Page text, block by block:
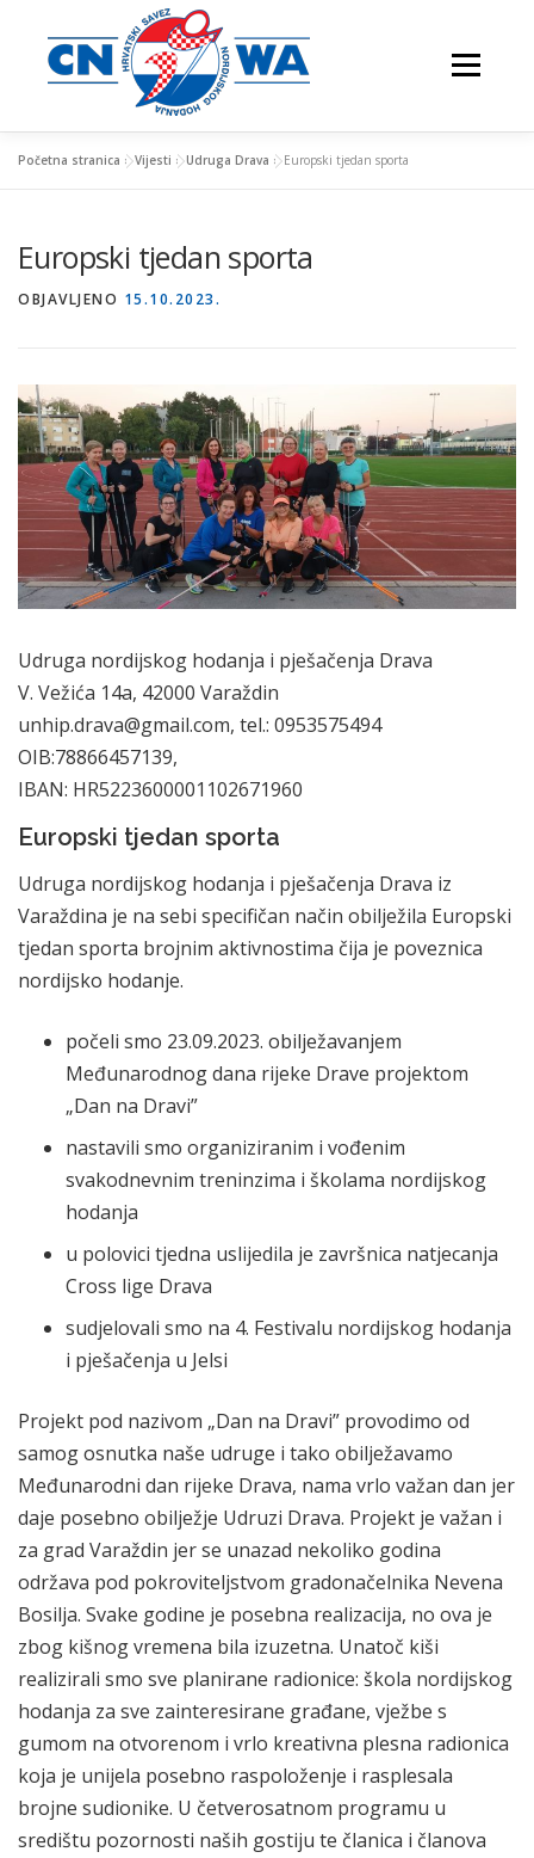
sadržaj
Izbornik
NORDIJSKO HODANJE KONTAKTI
Početna stranica »Vijesti »Udruga Drava »Europski tjedan sporta
Europski tjedan sporta
OBJAVLJENO 15.10.2023.
Udruga nordijskog hodanja i pješačenja Drava
V. Vežića 14a, 42000 Varaždin
unhip.drava@gmail.com, tel.: 0953575494
OIB:78866457139,
IBAN: HR5223600001102671960
Europski tjedan sporta
Udruga nordijskog hodanja i pješačenja Drava iz
Varaždina je na sebi specifičan način obilježila Europski
tjedan sporta brojnim aktivnostima čija je poveznica
nordijsko hodanje.
počeli smo 23.09.2023. obilježavanjem
Međunarodnog dana rijeke Drave projektom
„Dan na Dravi”
nastavili smo organiziranim i vođenim
svakodnevnim treninzima i školama nordijskog
hodanja
u polovici tjedna uslijedila je završnica natjecanja
Cross lige Drava
sudjelovali smo na 4. Festivalu nordijskog hodanja
i pješačenja u Jelsi
Projekt pod nazivom „Dan na Dravi” provodimo od
samog osnutka naše udruge i tako obilježavamo
Međunarodni dan rijeke Drava, nama vrlo važan dan jer
daje posebno obilježje Udruzi Drava. Projekt je važan i
za grad Varaždin jer se unazad nekoliko godina
održava pod pokroviteljstvom gradonačelnika Nevena
Bosilja. Svake godine je posebna realizacija, no ova je
zbog kišnog vremena bila izuzetna. Unatoč kiši
realizirali smo sve planirane radionice: škola nordijskog
hodanja za sve zainteresirane građane, vježbe s
gumom na otvorenom i vrlo kreativna plesna radionica
koja je unijela posebno raspoloženje i rasplesala
brojne sudionike. U četverosatnom programu u
središtu pozornosti naših gostiju te članica i članova